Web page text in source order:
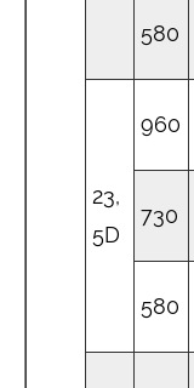
580
23,
5D
960
730
580